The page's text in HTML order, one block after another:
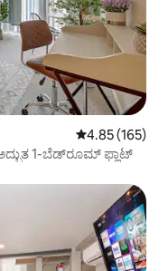
5 ರಲ್ಲಿ 4.85
4.85 (165)
1-ಬೆಡ್‌ರೂಮ್ ಫ್ಲಾಟ್